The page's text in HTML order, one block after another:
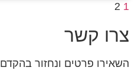
1
2
צרו קשר
השאירו פרטים ונחזור בהקדם